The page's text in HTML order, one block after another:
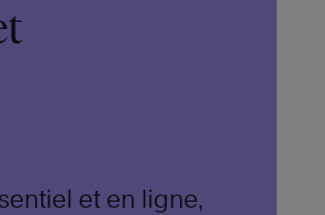
et en ligne,